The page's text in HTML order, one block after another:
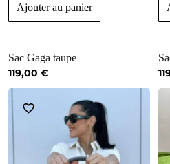
Ajouter au panier
Sac Gaga taupe
119,00 €